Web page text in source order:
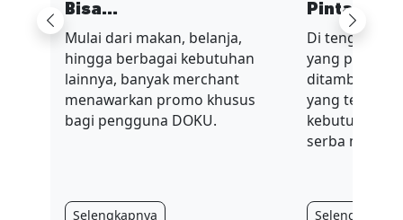
Previous
Bisa...
Mulai dari makan, belanja,
hingga berbagai kebutuhan
lainnya, banyak merchant
menawarkan promo khusus
bagi pengguna DOKU.
Selengkapnya
Pinta...
Di tengah
yang penuh
ditambah
yang terus
kebutuhan
serba mahal.
Selengkapnya
Next